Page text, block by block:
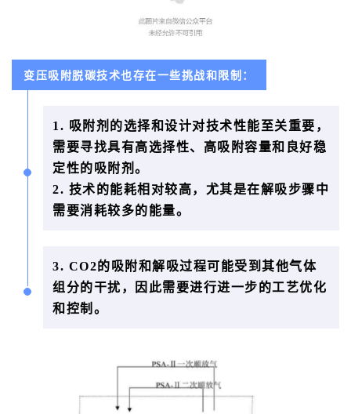
变压吸附脱碳技术也存在一些挑战和限制：
1. 吸附剂的选择和设计对技术性能至关重要，
需要寻找具有高选择性、高吸附容量和良好稳
定性的吸附剂。
2. 技术的能耗相对较高，尤其是在解吸步骤中
需要消耗较多的能量。
3. CO2的吸附和解吸过程可能受到其他气体
组分的干扰，因此需要进行进一步的工艺优化
和控制。